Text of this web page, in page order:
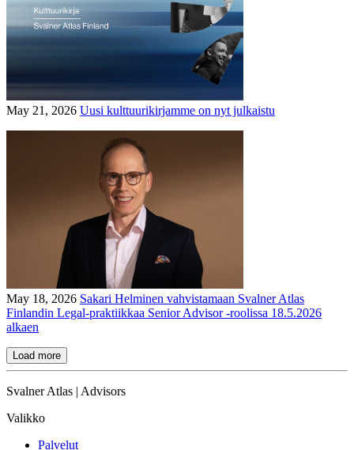
May 21, 2026 Uusi kulttuurikirjamme on nyt julkaistu
May 18, 2026 Sakari Helminen vahvistamaan Svalner Atlas
Finlandin Legal-praktiikkaa Senior Advisor -roolissa 18.5.2026
alkaen
Load more
Svalner Atlas | Advisors
Valikko
Palvelut